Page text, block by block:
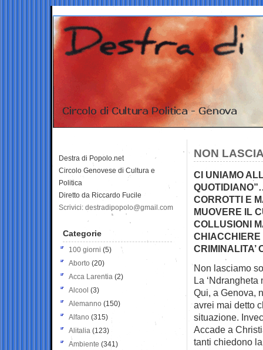
NON
CI UNIAMO
CORROTTI E
MUOVERE IL
COLLUSIONI
CRIMINALITA’
Non lasciamo
La
Qui, a Genova,
avrei mai detto
situazione.
Accade a
tanti chiedono
Destra di Popolo.net
Circolo Genovese di Cultura e
Politica
Diretto da Riccardo Fucile
Scrivici: destradipopolo@gmail.com
Categorie
100 giorni (5)
Aborto (20)
Acca Larentia (2)
Alcool (3)
Alemanno (150)
Alfano (315)
Alitalia (123)
Ambiente (341)